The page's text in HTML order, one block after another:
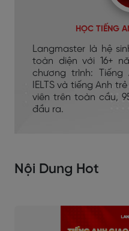
HỌC TIẾNG
Langmaster là hệ
toàn diện với 16+
chương trình:
IELTS và tiếng Anh
viên trên toàn cầu,
đầu ra.
Nội Dung Hot